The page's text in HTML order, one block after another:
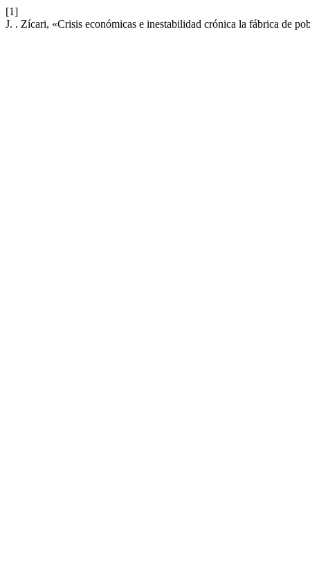
[1]
J. . Zícari, «Crisis económicas e inestabilidad crónica la fábrica de